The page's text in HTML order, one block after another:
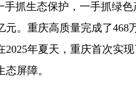
手抓生态保护，一手抓绿
元。重庆高质量完成了
年夏天，重庆首次实
屏障。